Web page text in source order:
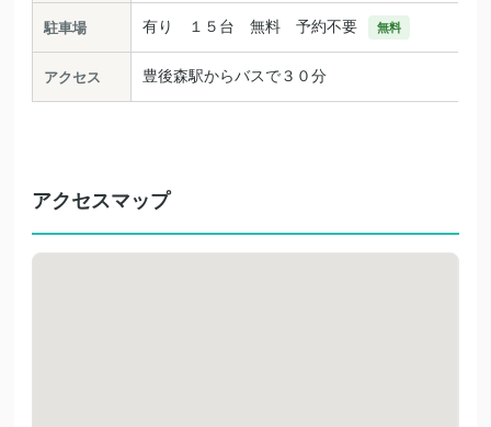
駐車場 有り １５台 無料 予約不要 無料
アクセス 豊後森駅からバスで３０分
アクセスマップ